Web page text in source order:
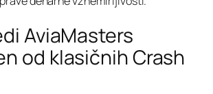
AviaMasters
od klasičnih Crash